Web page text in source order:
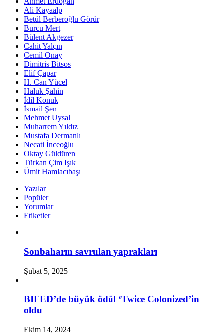
Ali Kayaalp
Betül Berberoğlu Görür
Burcu Mert
Bülent Akgezer
Cahit Yalçın
Cemil Onay
Dimitris Bitsos
Elif Çapar
H. Can Yücel
Haluk Şahin
İdil Konuk
İsmail Şen
Mehmet Uysal
Muharrem Yıldız
Mustafa Dermanlı
Necati İnceoğlu
Oktay Güldüren
Türkan Çim Işık
Ümit Hamlacıbaşı
Yazılar
Popüler
Yorumlar
Etiketler
Sonbaharın savrulan yaprakları
Şubat 5, 2025
BIFED’de büyük ödül ‘Twice Colonized’in
oldu
Ekim 14, 2024